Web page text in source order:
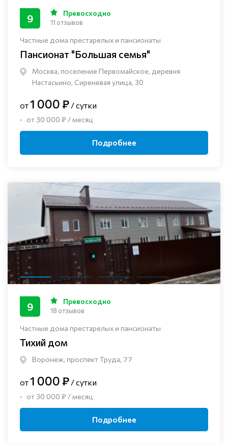
Частные дома престарелых и пансионаты
Пансионат "Большая семья"
Москва, поселение Первомайское, деревня
Настасьино, Сиреневая улица, 30
9 Превосходно
11 отзывов
от1 000 ₽ / сутки
от 30 000 ₽ / месяц
Подробнее
Частные дома престарелых и пансионаты
Тихий дом
Воронеж, проспект Труда, 77
9 Превосходно
18 отзывов
от1 000 ₽ / сутки
от 30 000 ₽ / месяц
Подробнее